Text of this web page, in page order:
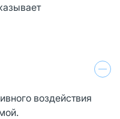
воздействия